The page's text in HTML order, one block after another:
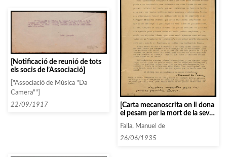
[Notificació de reunió de tots
els socis de l’Associació]
["Associació de Música "Da
Camera""]
22/09/1917
[Carta mecanoscrita on li dona
el pesam per la mort de la seva
germana. Li dona la
conformitat per un programa
on ha d’actuar amb Conxita
Falla, Manuel de
26/06/1935